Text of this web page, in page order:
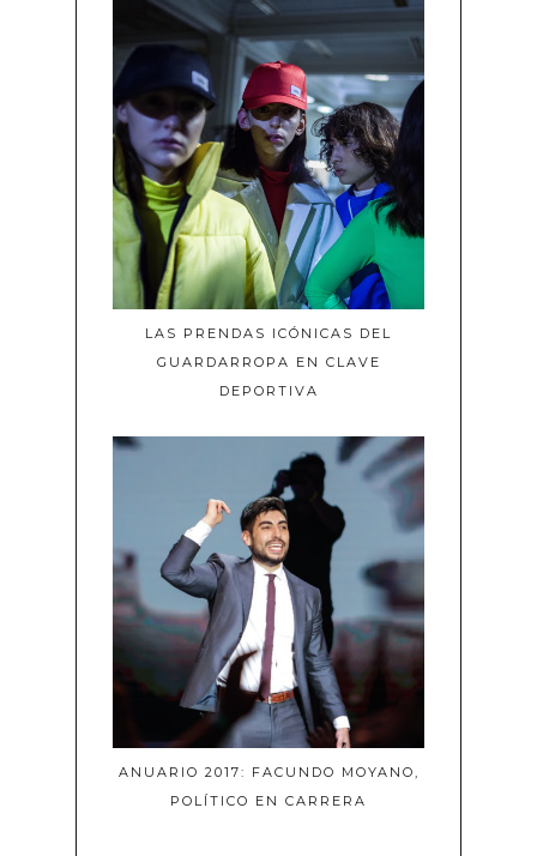
LAS PRENDAS ICÓNICAS DEL
GUARDARROPA EN CLAVE
DEPORTIVA
ANUARIO 2017: FACUNDO MOYANO,
POLÍTICO EN CARRERA